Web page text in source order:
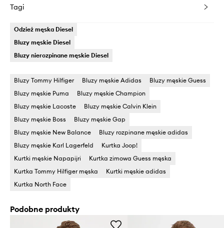
Tagi
Odzież męska Diesel
Bluzy męskie Diesel
Bluzy nierozpinane męskie Diesel
Bluzy Tommy Hilfiger Bluzy męskie Adidas
Bluzy męskie Guess
Bluzy męskie Puma
Bluzy męskie Champion
Bluzy męskie Lacoste
Bluzy męskie Calvin Klein
Bluzy męskie Boss
Bluzy męskie Gap
Bluzy męskie New Balance
Bluzy rozpinane męskie adidas
Bluzy męskie Karl Lagerfeld
Kurtka Joop!
Kurtki męskie Napapijri
Kurtka zimowa Guess męska
Kurtka Tommy Hilfiger męska
Kurtki męskie adidas
Kurtka North Face
Podobne produkty